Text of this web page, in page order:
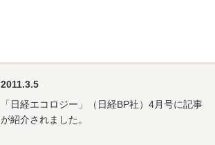
2011.3.5
「日経エコロジー」（日経BP社）4月号に記事
が紹介されました。